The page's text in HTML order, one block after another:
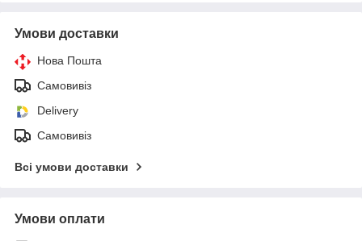
Умови доставки
Нова Пошта
Самовивіз
Delivery
Самовивіз
Всі умови доставки
Умови оплати